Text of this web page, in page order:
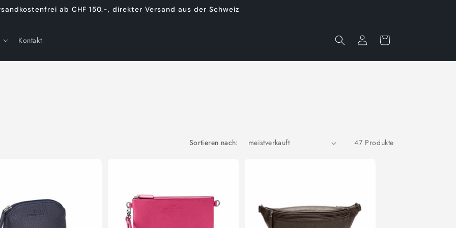
ab CHF 150.-, direkter Versand aus der Schweiz
Kontakt EinloggenWarenkorb
Sortieren nach: 47 Produkte